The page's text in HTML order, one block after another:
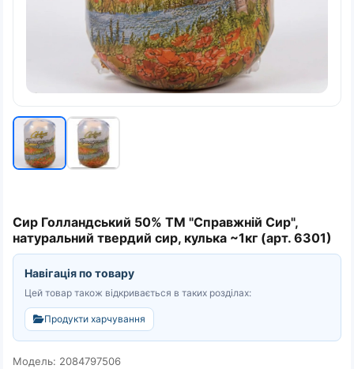
Сир Голландський 50% ТМ "Справжній Сир",
натуральний твердий сир, кулька ~1кг (арт. 6301)
Навігація по товару
Цей товар також відкривається в таких розділах:
Продукти харчування
Модель: 2084797506